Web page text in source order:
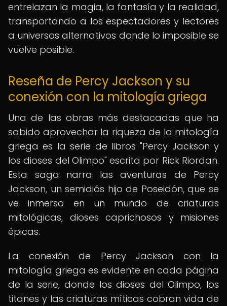
entrelazan la magia, la fantasía y la realidad,
transportando a los espectadores y lectores
a universos alternativos donde lo imposible se
vuelve posible.
Reseña de Percy Jackson y su
conexión con la mitología griega
Una de las obras más destacadas que ha
sabido aprovechar la riqueza de la mitología
griega es la serie de libros "Percy Jackson y
los dioses del Olimpo" escrita por Rick Riordan.
Esta saga narra las aventuras de Percy
Jackson, un semidiós hijo de Poseidón, que se
ve inmerso en un mundo de criaturas
mitológicas, dioses caprichosos y misiones
épicas.
La conexión de Percy Jackson con la
mitología griega es evidente en cada página
de la serie, donde los dioses del Olimpo, los
titanes y las criaturas míticas cobran vida de